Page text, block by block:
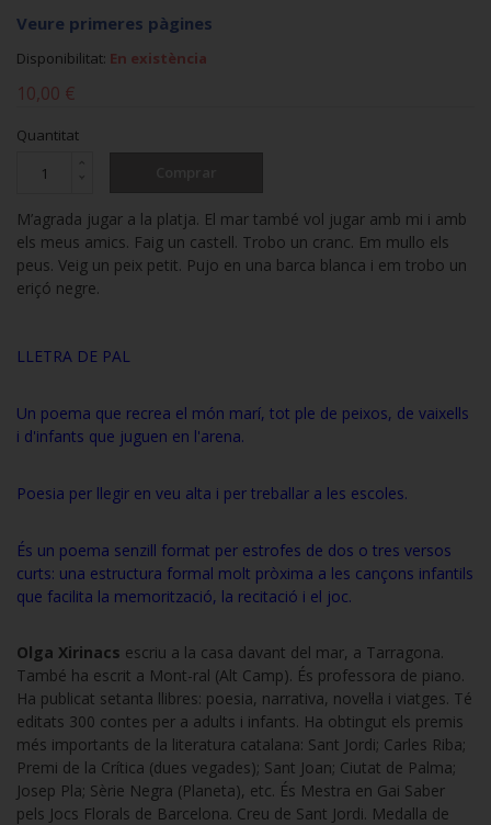
Veure primeres pàgines
Disponibilitat: En existència
10,00 €
Quantitat
M’agrada jugar a la platja. El mar també vol jugar amb mi i amb
els meus amics. Faig un castell. Trobo un cranc. Em mullo els
peus. Veig un peix petit. Pujo en una barca blanca i em trobo un
eriçó negre.
LLETRA DE PAL
Un poema que recrea el món marí, tot ple de peixos, de vaixells
i d'infants que juguen en l'arena.
Poesia per llegir en veu alta i per treballar a les escoles.
És un poema senzill format per estrofes de dos o tres versos
curts: una estructura formal molt pròxima a les cançons infantils
que facilita la memorització, la recitació i el joc.
Olga Xirinacs escriu a la casa davant del mar, a Tarragona.
També ha escrit a Mont-ral (Alt Camp). És professora de piano.
Ha publicat setanta llibres: poesia, narrativa, novel·la i viatges. Té
editats 300 contes per a adults i infants. Ha obtingut els premis
més importants de la literatura catalana: Sant Jordi; Carles Riba;
Premi de la Crítica (dues vegades); Sant Joan; Ciutat de Palma;
Josep Pla; Sèrie Negra (Planeta), etc. És Mestra en Gai Saber
pels Jocs Florals de Barcelona. Creu de Sant Jordi. Medalla de